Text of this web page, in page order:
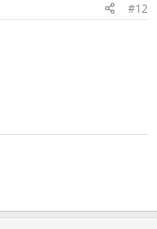
#12